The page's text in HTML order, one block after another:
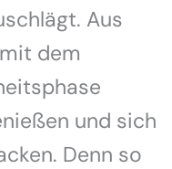
Aus
dem
und sich
Denn so